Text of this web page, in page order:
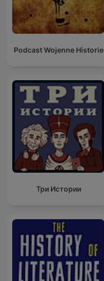
Podcast Wojenne Historie
Три Истории